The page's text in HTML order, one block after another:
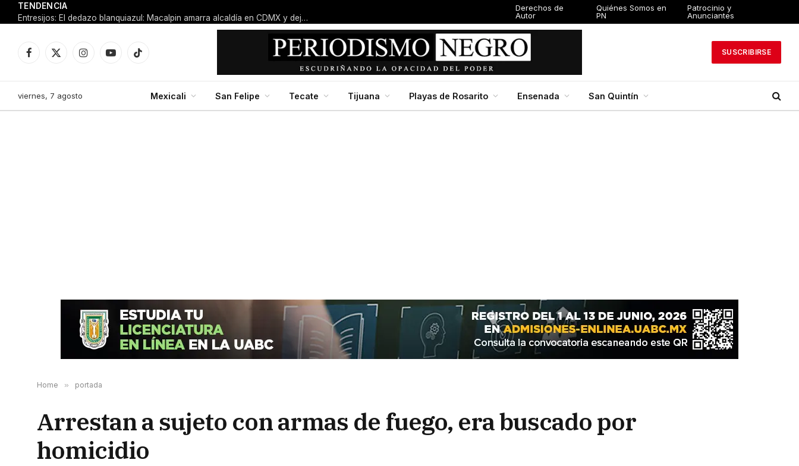
TENDENCIA
Entresijos: El dedazo blanquiazul: Macalpin amarra alcaldía en CDMX y deja al panismo local con el dedo en la boca
Derechos de
Autor
Quiénes Somos en
PN
Patrocinio y
Anunciantes
Facebook
X
InstagramYouTubeTikTok
SUSCRIBIRSE
viernes, 7 agosto Mexicali San Felipe Tecate Tijuana Playas de Rosarito Ensenada San Quintín
Home » portada
Arrestan a sujeto con armas de fuego, era buscado por
homicidio